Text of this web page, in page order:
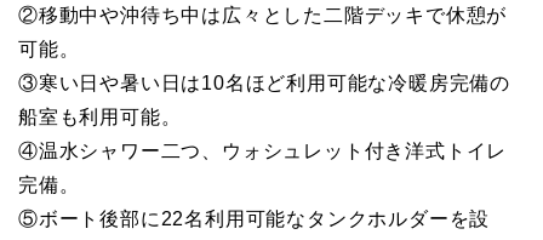
②移動中や沖待ち中は広々とした二階デッキで休憩が
可能。
③寒い日や暑い日は10名ほど利用可能な冷暖房完備の
船室も利用可能。
④温水シャワー二つ、ウォシュレット付き洋式トイレ
完備。
⑤ボート後部に22名利用可能なタンクホルダーを設